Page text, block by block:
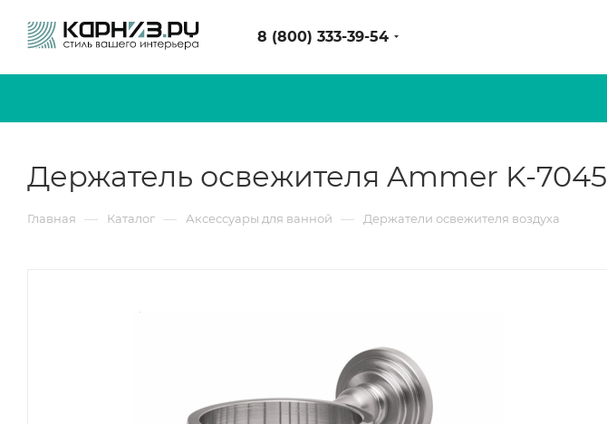
8 (800) 333-39-54
Держатель освежителя Ammer K-7045
Главная — Каталог — Аксессуары для ванной — Держатели освежителя воздуха